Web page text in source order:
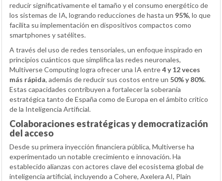
reducir significativamente el tamaño y el consumo energético de
los sistemas de IA, logrando reducciones de hasta un 95%, lo que
facilita su implementación en dispositivos compactos como
smartphones y satélites.
A través del uso de redes tensoriales, un enfoque inspirado en
principios cuánticos que simplifica las redes neuronales,
Multiverse Computing logra ofrecer una IA entre4 y 12 veces
más rápida, además de reducir sus costos entre un 50% y 80%.
Estas capacidades contribuyen a fortalecer la soberanía
estratégica tanto de España como de Europa en el ámbito crítico
de la Inteligencia Artificial.
Colaboraciones estratégicas y democratización
del acceso
Desde su primera inyección financiera pública, Multiverse ha
experimentado un notable crecimiento e innovación. Ha
establecido alianzas con actores clave del ecosistema global de
inteligencia artificial, incluyendo a Cohere, Axelera AI, Plain